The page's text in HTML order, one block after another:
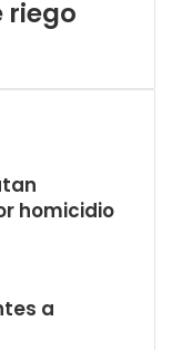
riego
homicidio
a